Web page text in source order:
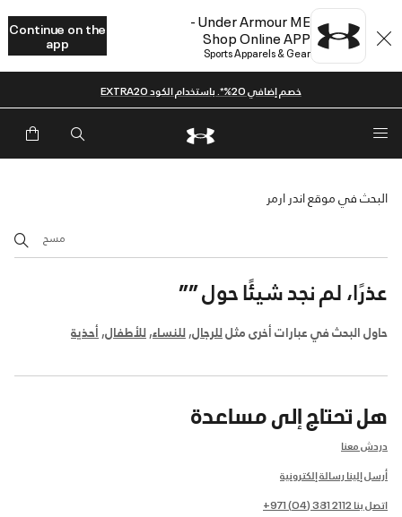
Under Armour ME -
Shop Online APP
Sports Apparels & Gear
Continue on the
app
خصم إضافي 20%*. باستخدام الكود EXTRA20
البحث في موقع اندر ارمر
مسح
عذرًا، لم نجد شيئًا حول””
حاول البحث في عبارات أخرى مثلللرجال, للنساء, للأطفال, أحذية
هل تحتاج إلى مساعدة
دردش معنا
أرسل إلينا رسالة إلكترونية
اتصل بنا 2112 381 (04) 971+